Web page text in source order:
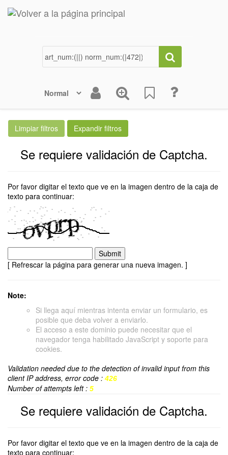
Se requiere validación de Captcha.
Por favor digitar el texto que ve en la imagen dentro de la caja de
texto para continuar:
[ Refrescar la página para generar una nueva imagen. ]
Note:
Si llega aquí mientras intenta enviar un formulario, es
posible que deba volver a enviarlo.
El acceso a este dominio puede necesitar que el
navegador tenga habilitado JavaScript y soporte para
cookies.
Validation needed due to the detection of invalid input from this
client IP address, error code : 426
Number of attempts left : 5
Se requiere validación de Captcha.
Por favor digitar el texto que ve en la imagen dentro de la caja de
texto para continuar: